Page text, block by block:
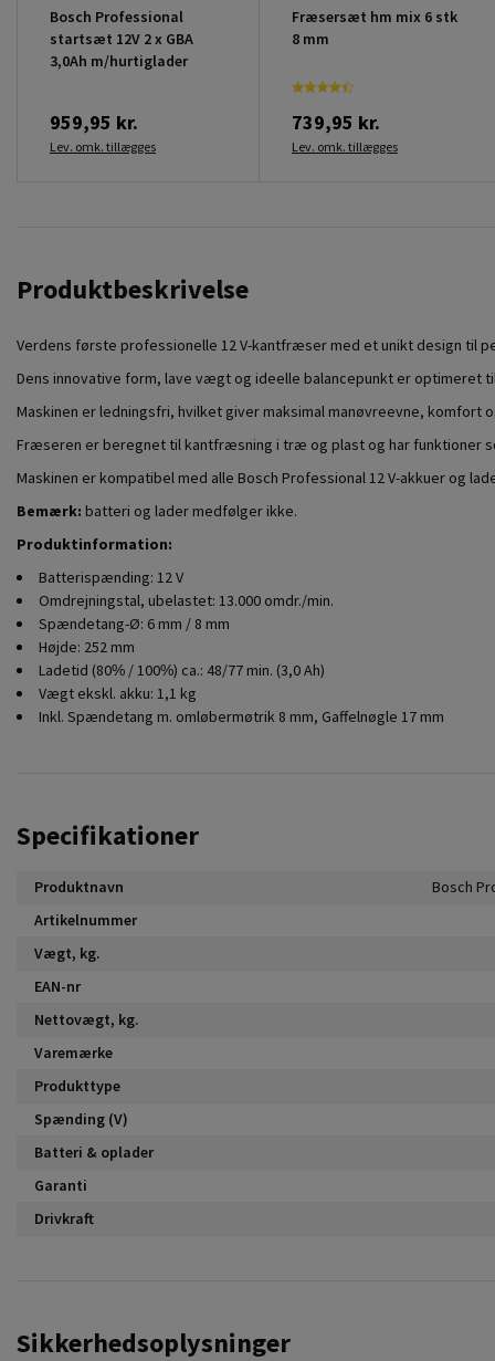
Bosch Professional
startsæt 12V 2 x GBA
3,0Ah m/hurtiglader
959,95 kr.
Lev. omk. tillægges
Fræsersæt hm mix 6 stk
8 mm
739,95 kr.
Lev. omk. tillægges
Produktbeskrivelse
Verdens første professionelle 12 V-kantfræser med et unikt design til
Dens innovative form, lave vægt og ideelle balancepunkt er optimeret
Maskinen er ledningsfri, hvilket giver maksimal manøvreevne,
Fræseren er beregnet til kantfræsning i træ og plast og har funktioner
Maskinen er kompatibel med alle Bosch Professional 12 V-akkuer og
Bemærk: batteri og lader medfølger ikke.
Produktinformation:
Batterispænding: 12 V
Omdrejningstal, ubelastet: 13.000 omdr./min.
Spændetang-Ø: 6 mm / 8 mm
Højde: 252 mm
Ladetid (80% / 100%) ca.: 48/77 min. (3,0 Ah)
Vægt ekskl. akku: 1,1 kg
Inkl. Spændetang m. omløbermøtrik 8 mm, Gaffelnøgle 17 mm
Specifikationer
Produktnavn
Artikelnummer
Vægt, kg.
EAN-nr
Nettovægt, kg.
Varemærke
Produkttype
Spænding (V)
Batteri & oplader
Garanti
Drivkraft
Sikkerhedsoplysninger